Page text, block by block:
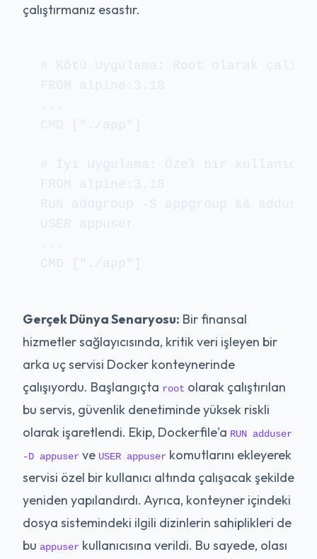
çalıştırmanız esastır.
Gerçek Dünya Senaryosu: Bir finansal
hizmetler sağlayıcısında, kritik veri işleyen bir
arka uç servisi Docker konteynerinde
çalışıyordu. Başlangıçta root olarak çalıştırılan
bu servis, güvenlik denetiminde yüksek riskli
olarak işaretlendi. Ekip, Dockerfile'a RUN adduser
-D appuser ve USER appuser komutlarını ekleyerek
servisi özel bir kullanıcı altında çalışacak şekilde
yeniden yapılandırdı. Ayrıca, konteyner içindeki
dosya sistemindeki ilgili dizinlerin sahiplikleri de
bu appuser kullanıcısına verildi. Bu sayede, olası